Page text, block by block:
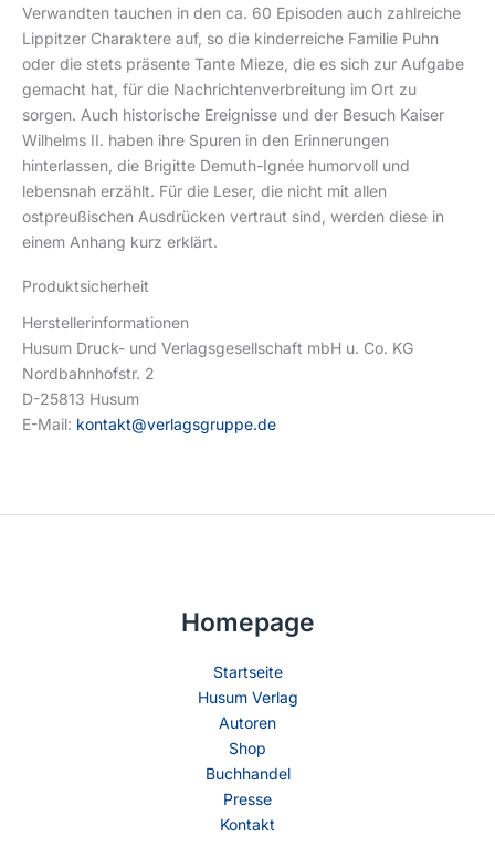
Verwandten tauchen in den ca. 60 Episoden auch zahlreiche
Lippitzer Charaktere auf, so die kinderreiche Familie Puhn
oder die stets präsente Tante Mieze, die es sich zur Aufgabe
gemacht hat, für die Nachrichtenverbreitung im Ort zu
sorgen. Auch historische Ereignisse und der Besuch Kaiser
Wilhelms II. haben ihre Spuren in den Erinnerungen
hinterlassen, die Brigitte Demuth-Ignée humorvoll und
lebensnah erzählt. Für die Leser, die nicht mit allen
ostpreußischen Ausdrücken vertraut sind, werden diese in
einem Anhang kurz erklärt.
Produktsicherheit
Herstellerinformationen
Husum Druck- und Verlagsgesellschaft mbH u. Co. KG
Nordbahnhofstr. 2
D-25813 Husum
E-Mail: kontakt@verlagsgruppe.de
Homepage
Startseite
Husum Verlag
Autoren
Shop
Buchhandel
Presse
Kontakt